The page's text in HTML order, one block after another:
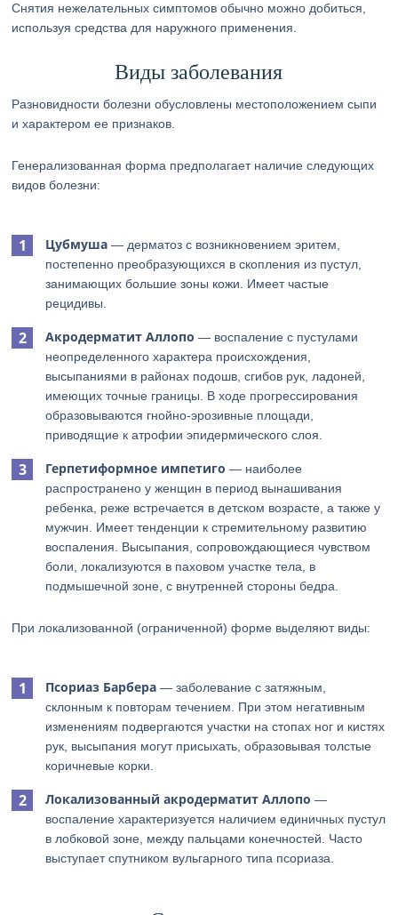
Снятия нежелательных симптомов обычно можно добиться,
используя средства для наружного применения.
Виды заболевания
Разновидности болезни обусловлены местоположением сыпи
и характером ее признаков.
Генерализованная форма предполагает наличие следующих
видов болезни:
Цубмуша — дерматоз с возникновением эритем,
постепенно преобразующихся в скопления из пустул,
занимающих большие зоны кожи. Имеет частые
рецидивы.
Акродерматит Аллопо — воспаление с пустулами
неопределенного характера происхождения,
высыпаниями в районах подошв, сгибов рук, ладоней,
имеющих точные границы. В ходе прогрессирования
образовываются гнойно-эрозивные площади,
приводящие к атрофии эпидермического слоя.
Герпетиформное импетиго — наиболее
распространено у женщин в период вынашивания
ребенка, реже встречается в детском возрасте, а также у
мужчин. Имеет тенденции к стремительному развитию
воспаления. Высыпания, сопровождающиеся чувством
боли, локализуются в паховом участке тела, в
подмышечной зоне, с внутренней стороны бедра.
При локализованной (ограниченной) форме выделяют виды:
Псориаз Барбера — заболевание с затяжным,
склонным к повторам течением. При этом негативным
изменениям подвергаются участки на стопах ног и кистях
рук, высыпания могут присыхать, образовывая толстые
коричневые корки.
Локализованный акродерматит Аллопо —
воспаление характеризуется наличием единичных пустул
в лобковой зоне, между пальцами конечностей. Часто
выступает спутником вульгарного типа псориаза.